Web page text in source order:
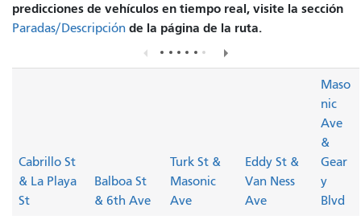
predicciones de vehículos en tiempo real, visite la sección
Paradas/Descripción de la página de la ruta.
Cabrillo St
& La Playa
St
Balboa St
& 6th Ave
Turk St &
Masonic
Ave
Eddy St &
Van Ness
Ave
Maso
nic
Ave
&
Gear
y
Blvd